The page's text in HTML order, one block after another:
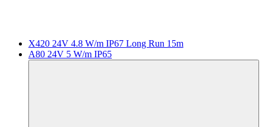
X420 24V 4.8 W/m IP67 Long Run 15m
A80 24V 5 W/m IP65